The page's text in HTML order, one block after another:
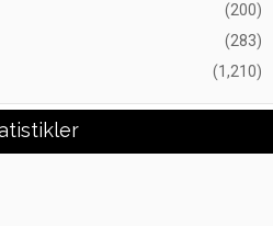
(200)
(283)
(1,210)